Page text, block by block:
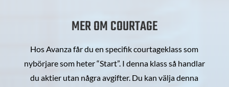
MER OM COURTAGE
Hos Avanza får du en specifik courtageklass som
nybörjare som heter “Start”. I denna klass så handlar
du aktier utan några avgifter. Du kan välja denna